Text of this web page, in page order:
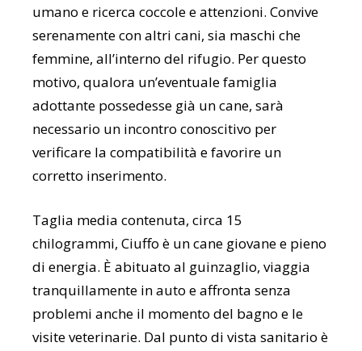
umano e ricerca coccole e attenzioni. Convive
serenamente con altri cani, sia maschi che
femmine, all’interno del rifugio. Per questo
motivo, qualora un’eventuale famiglia
adottante possedesse già un cane, sarà
necessario un incontro conoscitivo per
verificare la compatibilità e favorire un
corretto inserimento.
Taglia media contenuta, circa 15
chilogrammi, Ciuffo è un cane giovane e pieno
di energia. È abituato al guinzaglio, viaggia
tranquillamente in auto e affronta senza
problemi anche il momento del bagno e le
visite veterinarie. Dal punto di vista sanitario è